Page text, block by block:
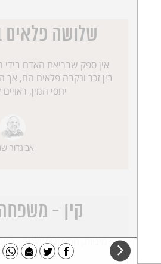
שלושה
אין ספק שבריאת האדם בידי
בין זכר ונקבה פלאים הם,
יחסי המין,
אביגדור
קין -
מיניות, חטא ונוסטלגיה -
אותנו